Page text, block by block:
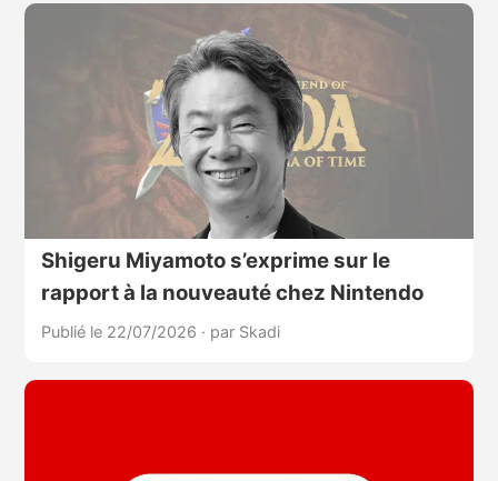
Shigeru Miyamoto s’exprime sur le
rapport à la nouveauté chez Nintendo
Publié le 22/07/2026 · par Skadi